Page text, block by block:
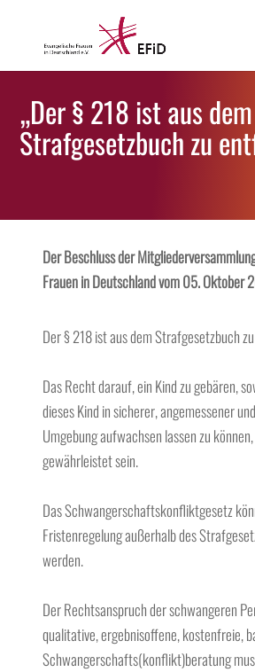
„Der § 218 ist aus dem
Strafgesetzbuch zu
Der Beschluss der
Frauen in Deutschland vom 05. Oktober
Der § 218 ist aus dem Strafgesetzbuch
Das Recht darauf, ein Kind zu gebären,
dieses Kind in sicherer, angemessener
Umgebung aufwachsen lassen zu
gewährleistet sein.
Das Schwangerschaftskonfliktgesetz
Fristenregelung außerhalb des
werden.
Der Rechtsanspruch der schwangeren
qualitative, ergebnisoffene, kostenfreie,
Schwangerschafts(konflikt)beratung